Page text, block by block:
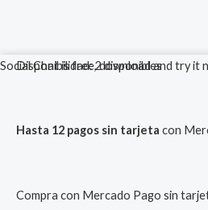
Disponibilidad:2 disponibles
Hasta 12 pagos sin tarjeta con
Compra con Mercado Pago sin
Auriculares
5
5.1
Social Chat is free, download and try it